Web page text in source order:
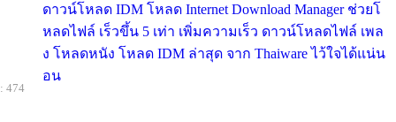
ดาวน์โหลด IDM โหลด Internet Download Manager ช่วยโ
หลดไฟล์ เร็วขึ้น 5 เท่า เพิ่มความเร็ว ดาวน์โหลดไฟล์ เพล
ง โหลดหนัง โหลด IDM ล่าสุด จาก Thaiware ไว้ใจได้แน่น
อน
474